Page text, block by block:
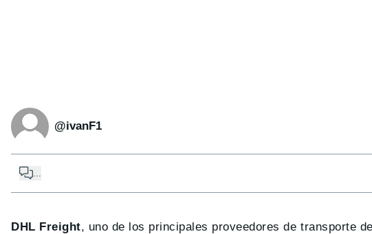
@ivanF1
DHL Freight, uno de los principales proveedores de transporte